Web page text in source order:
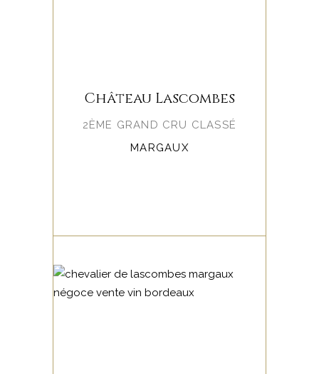
Château Lascombes
2ÈME GRAND CRU CLASSÉ
MARGAUX